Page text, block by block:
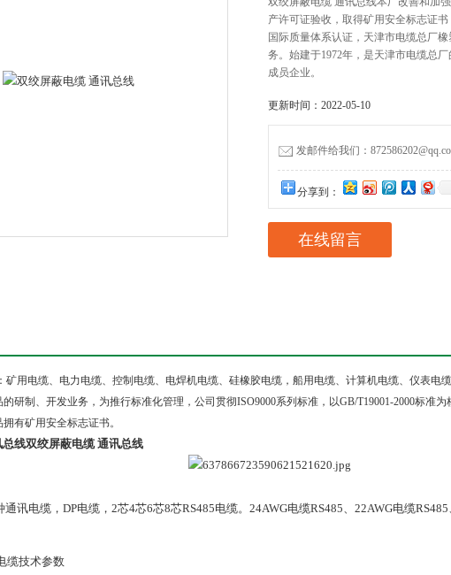
产许可证验收，取得矿用安全标志证
国际质量体系认证，天津市电缆总厂
务。始建于1972年，是天津市电缆总
成员企业。
更新时间：2022-05-10
发邮件给我们：
分享到：
在线留言
矿用电缆、电力电缆、控制电缆、电焊机电缆、硅橡胶电缆，船用电缆、计算机电缆、仪表电
研制、开发业务，为推行标准化管理，公司贯彻ISO9000系列标准，以GB/T19001-2000标准为
有矿用安全标志证书。
总线双绞屏蔽电缆 通讯总线
讯电缆， DP电缆， 2芯4芯6芯8芯RS485电缆。 24AWG电缆RS485、 22AWG电缆RS485
缆技术参数